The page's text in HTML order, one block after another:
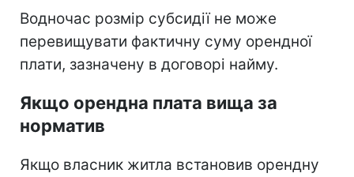
Водночас розмір субсидії не може
перевищувати фактичну суму орендної
плати, зазначену в договорі найму.
Якщо орендна плата вища за
норматив
Якщо власник житла встановив орендну